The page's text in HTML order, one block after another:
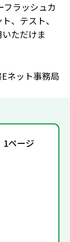
フラッシュカ
、テスト、
ただけま
ネット事務局
1ページ